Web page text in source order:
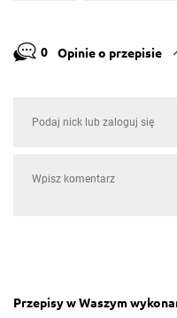
0 Opinie o przepisie
Przepisy w Waszym